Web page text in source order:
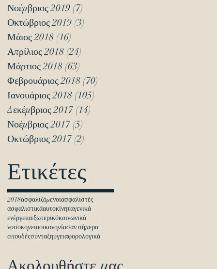
Νοέμβριος 2019 (7)
Οκτώβριος 2019 (3)
Μάιος 2018 (16)
Απρίλιος 2018 (24)
Μάρτιος 2018 (63)
Φεβρουάριος 2018 (70)
Ιανουάριος 2018 (105)
Δεκέμβριος 2017 (14)
Νοέμβριος 2017 (5)
Οκτώβριος 2017 (2)
Ετικέτες
2018ασφαλιζόμενοιασφαλιστές
ασφαλιστικάαυτοκίνηταγενικά
ενέργειαεξωτερικόκοινωνικά
νοσοκομειαοικονομίασαν σήμερα
σπουδέςσύνταξηυγειαφορολογικά